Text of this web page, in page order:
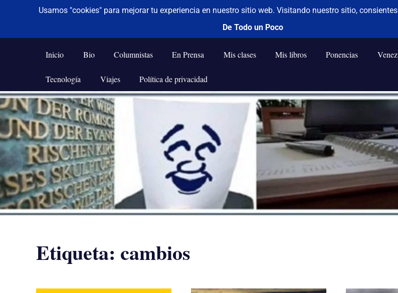
Saltar
al
contenido
De todo un poco
Frases,
Humor,
Tecnología
y
Viajes
Inicio Bio Columnistas En Prensa Mis clases Mis libros Ponencias
Tecnología Viajes Política de privacidad
Etiqueta: cambios